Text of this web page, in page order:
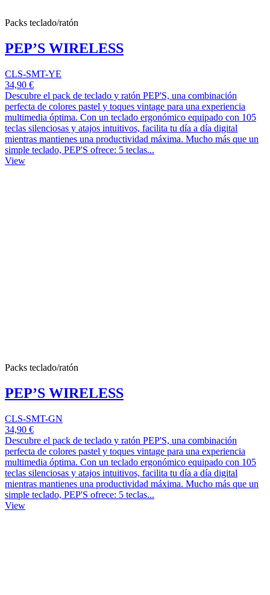
Packs teclado/ratón
PEP’S WIRELESS
CLS-SMT-YE
34,90 €
Descubre el pack de teclado y ratón PEP'S, una combinación
perfecta de colores pastel y toques vintage para una experiencia
multimedia óptima. Con un teclado ergonómico equipado con 105
teclas silenciosas y atajos intuitivos, facilita tu día a día digital
mientras mantienes una productividad máxima. Mucho más que un
simple teclado, PEP'S ofrece: 5 teclas...
View
Packs teclado/ratón
PEP’S WIRELESS
CLS-SMT-GN
34,90 €
Descubre el pack de teclado y ratón PEP'S, una combinación
perfecta de colores pastel y toques vintage para una experiencia
multimedia óptima. Con un teclado ergonómico equipado con 105
teclas silenciosas y atajos intuitivos, facilita tu día a día digital
mientras mantienes una productividad máxima. Mucho más que un
simple teclado, PEP'S ofrece: 5 teclas...
View